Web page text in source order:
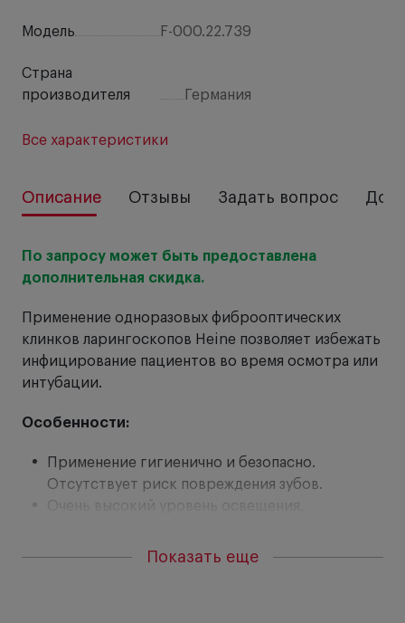
Модель F-000.22.739
Страна
производителя
Германия
Все характеристики
Описание Отзывы Задать вопрос
По запросу может быть предоставлена
дополнительная скидка.
Применение одноразовых фиброоптических
клинков ларингоскопов Heine позволяет избежать
инфицирование пациентов во время осмотра или
интубации.
Особенности:
Применение гигиенично и безопасно.
Отсутствует риск повреждения зубов.
Очень высокий уровень освещения,
закрывающего поле обзора.
Показать еще